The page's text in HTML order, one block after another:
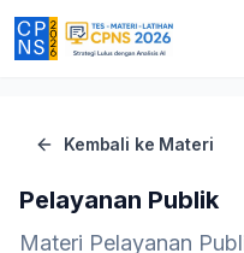
Kembali ke Materi
Pelayanan Publik
Materi Pelayanan